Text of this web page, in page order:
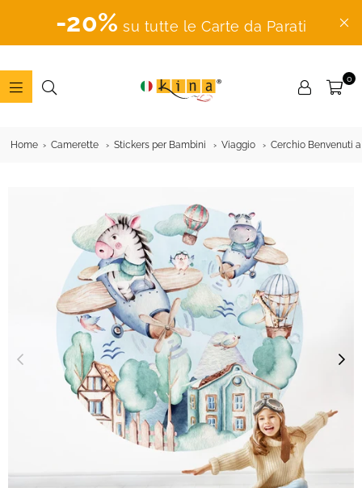
-20% su tutte le Carte da Parati
0
Home Camerette Stickers per Bambini Viaggio Cerchio Benvenuti